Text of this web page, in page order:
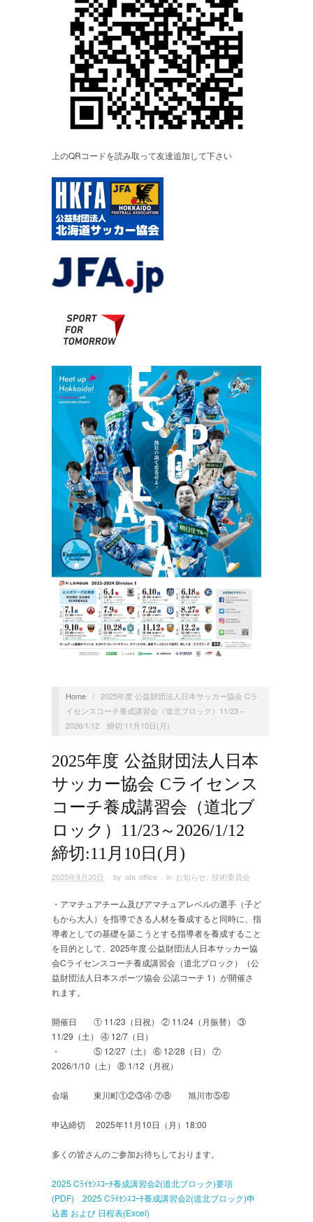
上のQRコードを読み取って友達追加して下さい
Home / 2025年度 公益財団法人日本サッカー協会 Cラ
イセンスコーチ養成講習会（道北ブロック）11/23～
2026/1/12 締切:11月10日(月)
2025年度 公益財団法人日本
サッカー協会 Cライセンス
コーチ養成講習会（道北ブ
ロック）11/23～2026/1/12
締切:11月10日(月)
2025年9月30日 · by afa office · in お知らせ 技術委員会
・アマチュアチーム及びアマチュアレベルの選手（子ど
もから大人）を指導できる人材を養成すると同時に、指
導者としての基礎を築こうとする指導者を養成すること
を目的として、2025年度 公益財団法人日本サッカー協
会Cライセンスコーチ養成講習会（道北ブロック）（公
益財団法人日本スポーツ協会 公認コーチ 1）が開催さ
れます。
開催日 ① 11/23（日祝） ② 11/24（月振替） ③
11/29（土） ④ 12/7（日）
・ ⑤ 12/27（土） ⑥ 12/28（日） ⑦
2026/1/10（土） ⑧ 1/12（月祝）
会場 東川町①②③④ ⑦⑧ 旭川市⑤⑥
申込締切 2025年11月10日（月）18:00
多くの皆さんのご参加お待ちしております。
2025 Cﾗｲｾﾝｽｺｰﾁ養成講習会2(道北ブロック)要項
(PDF)
2025 Cﾗｲｾﾝｽｺｰﾁ養成講習会2(道北ブロック)申
込書 および 日程表(Excel)